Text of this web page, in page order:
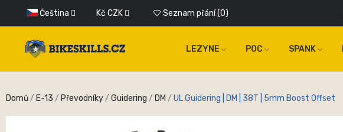
Čeština Kč CZK Seznam přání 0
LEZYNE POC SPANK
Domů E-13 Převodníky Guidering DM UL Guidering | DM | 38T | 5mm Boost Offset